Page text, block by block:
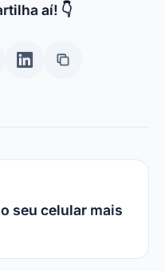
aí! 👇
seu celular mais